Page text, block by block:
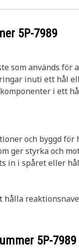
5P-7989
som används
inuti ett hål
i ett
och byggd
ger styrka och
in i spåret eller
5P-7989